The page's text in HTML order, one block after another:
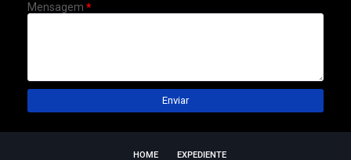
Mensagem *
HOME EXPEDIENTE